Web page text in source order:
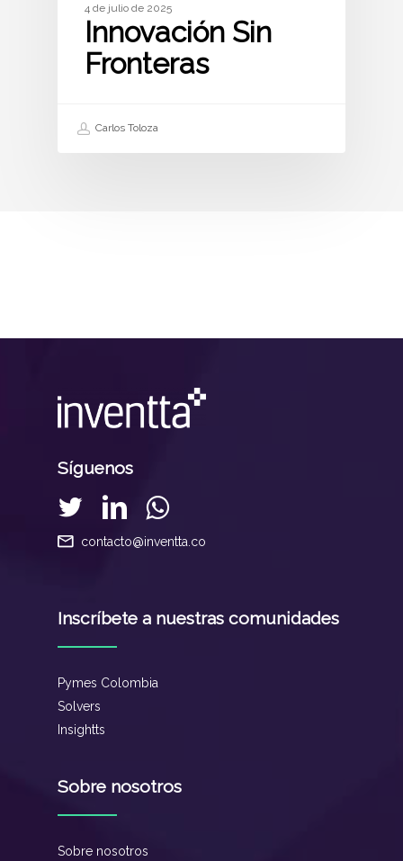
4 de julio de 2025
Innovación Sin
Fronteras
Carlos Toloza
Síguenos
contacto@inventta.co
Inscríbete a nuestras comunidades
Pymes Colombia
Solvers
Insightts
Sobre nosotros
Sobre nosotros